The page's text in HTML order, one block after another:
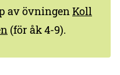
av övningenKoll
(för åk 4-9).